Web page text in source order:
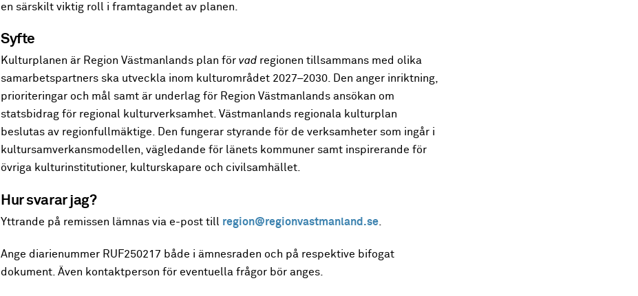
en särskilt viktig roll i framtagandet av planen.
Syfte
Kulturplanen är Region Västmanlands plan för vad regionen tillsammans med olika
samarbetspartners ska utveckla inom kulturområdet 2027–2030. Den anger inriktning,
prioriteringar och mål samt är underlag för Region Västmanlands ansökan om
statsbidrag för regional kulturverksamhet. Västmanlands regionala kulturplan
beslutas av regionfullmäktige. Den fungerar styrande för de verksamheter som ingår i
kultursamverkansmodellen, vägledande för länets kommuner samt inspirerande för
övriga kulturinstitutioner, kulturskapare och civilsamhället.
Hur svarar jag?
Yttrande på remissen lämnas via e-post till region@regionvastmanland.se
Ange diarienummer RUF250217 både i ämnesraden och på respektive bifogat
dokument. Även kontaktperson för eventuella frågor bör anges.